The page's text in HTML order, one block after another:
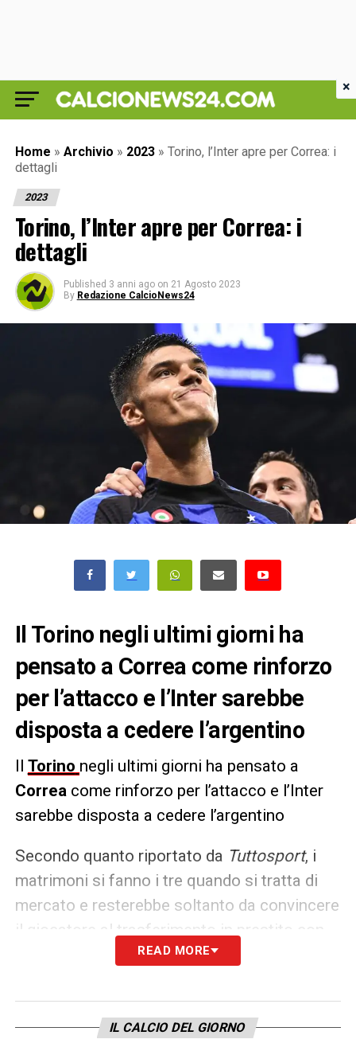
Home » Archivio » 2023 » Torino, l’Inter apre per Correa: i
dettagli
2023
Torino, l’Inter apre per Correa: i
dettagli
Published 3 anni ago on 21 Agosto 2023
By Redazione CalcioNews24
Il Torino negli ultimi giorni ha
pensato a Correa come rinforzo
per l’attacco e l’Inter sarebbe
disposta a cedere l’argentino
Il Torino negli ultimi giorni ha pensato a
Correa come rinforzo per l’attacco e l’Inter
sarebbe disposta a cedere l’argentino
Secondo quanto riportato da Tuttosport, i
matrimoni si fanno i tre quando si tratta di
mercato e resterebbe soltanto da convincere
il giocatore al trasferimento in prestito con
parte dell’ingaggio pagato dai nerazzurri.
LA PLAYLIST DELLE NOSTRE TOP NEWS
READ MORE
IL CALCIO DEL GIORNO
×